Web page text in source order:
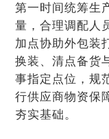
第一时间统筹生
量，合理调配人
加点协助外包装
换装、清点备货
事指定点位，规
行供应商物资保
夯实基础。